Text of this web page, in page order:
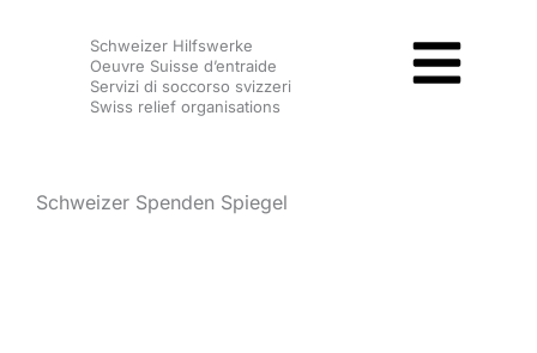
Schweizer Hilfswerke
Oeuvre Suisse d’entraide
Servizi di soccorso svizzeri
Swiss relief organisations
Schweizer Spenden Spiegel